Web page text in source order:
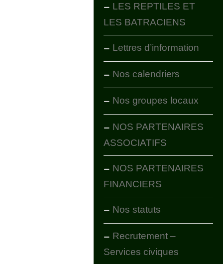
LES REPTILES ET
LES BATRACIENS
Lettres d’information
Nos calendriers
Nos groupes locaux
NOS PARTENAIRES
ASSOCIATIFS
NOS PARTENAIRES
FINANCIERS
Nos statuts
Recrutement –
Services civiques